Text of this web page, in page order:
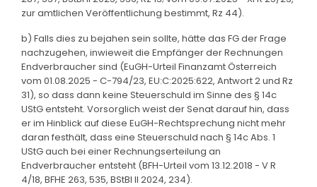
zur amtlichen Veröffentlichung bestimmt, Rz 44).
b) Falls dies zu bejahen sein sollte, hätte das FG der Frage
nachzugehen, inwieweit die Empfänger der Rechnungen
Endverbraucher sind (EuGH-Urteil Finanzamt Österreich
vom 01.08.2025 - C-794/23, EU:C:2025:622, Antwort 2 und Rz
31), so dass dann keine Steuerschuld im Sinne des § 14c
UStG entsteht. Vorsorglich weist der Senat darauf hin, dass
er im Hinblick auf diese EuGH-Rechtsprechung nicht mehr
daran festhält, dass eine Steuerschuld nach § 14c Abs. 1
UStG auch bei einer Rechnungserteilung an
Endverbraucher entsteht (BFH-Urteil vom 13.12.2018 - V R
4/18, BFHE 263, 535, BStBl II 2024, 234).